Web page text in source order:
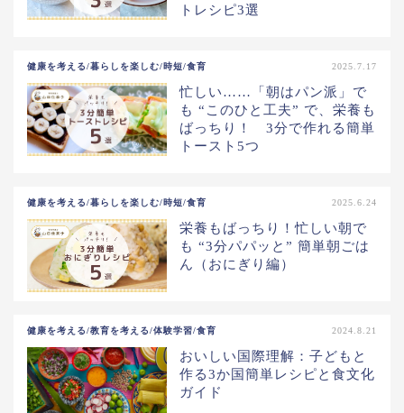
トレシピ3選
健康を考える/暮らしを楽しむ/時短/食育 2025.7.17
忙しい……「朝はパン派」で
も “このひと工夫” で、栄養も
ばっちり！ 3分で作れる簡単
トースト5つ
健康を考える/暮らしを楽しむ/時短/食育 2025.6.24
栄養もばっちり！忙しい朝で
も “3分パパッと” 簡単朝ごは
ん（おにぎり編）
健康を考える/教育を考える/体験学習/食育 2024.8.21
おいしい国際理解：子どもと
作る3か国簡単レシピと食文化
ガイド